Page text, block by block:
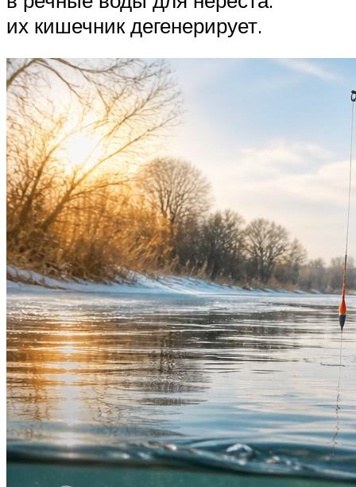
их кишечник дегенерирует.